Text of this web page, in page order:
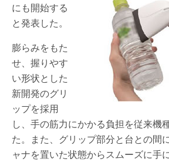
にも開始する
と発表した。
膨らみをもた
せ、握りやす
い形状とした
新開発のグリ
ップを採用
し、手の筋力にかかる負担を従来機
た。また、グリップ部分と台との間
ャナを置いた状態からスムーズに手